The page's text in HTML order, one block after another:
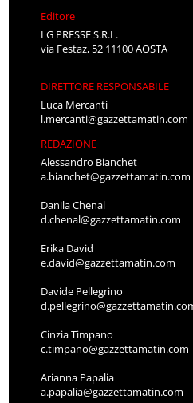
Editore
LG PRESSE S.R.L.
via Festaz, 52 11100 AOSTA
DIRETTORE RESPONSABILE
Luca Mercanti
l.mercanti@gazzettamatin.com
REDAZIONE
Alessandro Bianchet
a.bianchet@gazzettamatin.com
Danila Chenal
d.chenal@gazzettamatin.com
Erika David
e.david@gazzettamatin.com
Davide Pellegrino
Cinzia Timpano
c.timpano@gazzettamatin.com
Arianna Papalia
a.papalia@gazzettamatin.com